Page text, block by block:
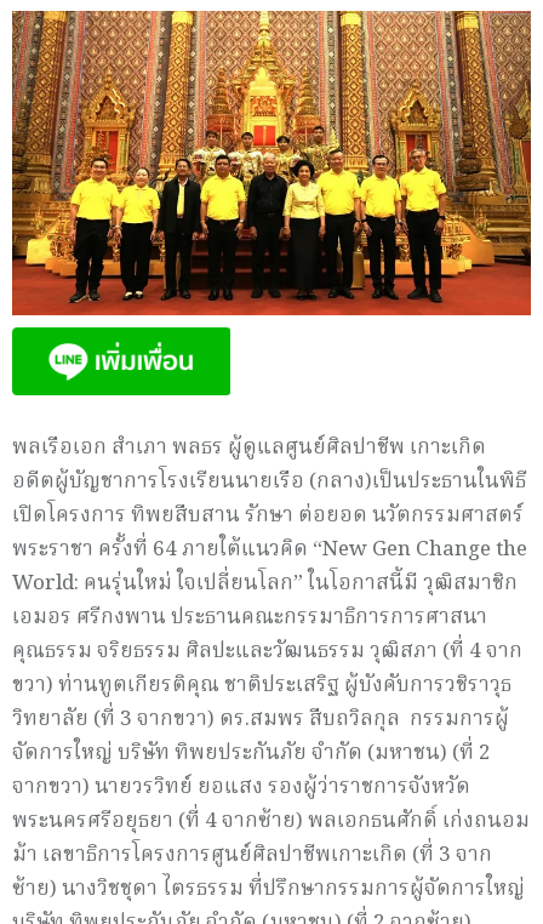
พลเรือเอก สำเภา พลธร ผู้ดูแลศูนย์ศิลปาชีพ เกาะเกิด
อดีตผู้บัญชาการโรงเรียนนายเรือ (กลาง)เป็นประธานในพิธี
เปิดโครงการ ทิพยสืบสาน รักษา ต่อยอด นวัตกรรมศาสตร์
พระราชา ครั้งที่ 64 ภายใต้แนวคิด “New Gen Change the
World: คนรุ่นใหม่ ใจเปลี่ยนโลก” ในโอกาสนี้มี วุฒิสมาชิก
เอมอร ศรีกงพาน ประธานคณะกรรมาธิการการศาสนา
คุณธรรม จริยธรรม ศิลปะและวัฒนธรรม วุฒิสภา (ที่ 4 จาก
ขวา) ท่านทูตเกียรติคุณ ชาติประเสริฐ ผู้บังคับการวชิราวุธ
วิทยาลัย (ที่ 3 จากขวา) ดร.สมพร สืบถวิลกุล กรรมการผู้
จัดการใหญ่ บริษัท ทิพยประกันภัย จำกัด (มหาชน) (ที่ 2
จากขวา) นายวรวิทย์ ยอแสง รองผู้ว่าราชการจังหวัด
พระนครศรีอยุธยา (ที่ 4 จากซ้าย) พลเอกธนศักดิ์ เก่งถนอม
ม้า เลขาธิการโครงการศูนย์ศิลปาชีพเกาะเกิด (ที่ 3 จาก
ซ้าย) นางวิชชุดา ไตรธรรม ที่ปรึกษากรรมการผู้จัดการใหญ่